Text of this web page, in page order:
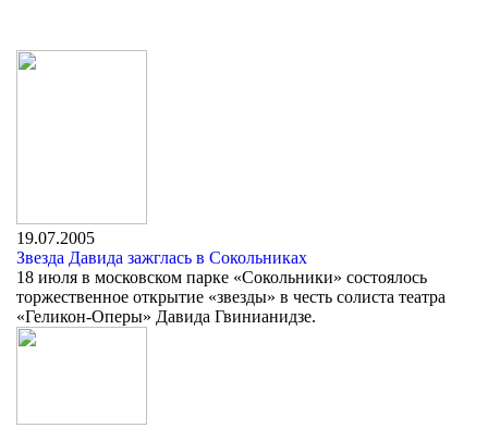
19.07.2005
Звезда Давида зажглась в Сокольниках
18 июля в московском парке «Сокольники» состоялось
торжественное открытие «звезды» в честь солиста театра
«Геликон-Оперы» Давида Гвинианидзе.